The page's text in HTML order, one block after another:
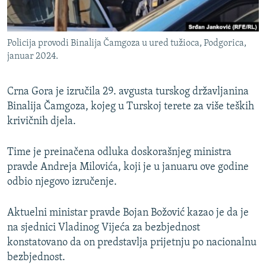
SPECIJALI RSE
VIŠE OD NASLOVA
GENOCID U SREBRENICI
TV LIBERTY
POST SCRIPTUM
TRI DECENIJE OD RATA U BIH
SVE KARTE DEJTONA
PRATITE NAS
Sve RFE/RL stranice
Policija provodi Binalija Čamgoza u ured tužioca, Podgorica,
januar 2024.
Crna Gora je izručila 29. avgusta turskog državljanina
Binalija Čamgoza, kojeg u Turskoj terete za više teških
krivičnih djela.
Time je preinačena odluka doskorašnjeg ministra
pravde Andreja Milovića, koji je u januaru ove godine
odbio njegovo izručenje.
Aktuelni ministar pravde Bojan Božović kazao je da je
na sjednici Vladinog Vijeća za bezbjednost
konstatovano da on predstavlja prijetnju po nacionalnu
bezbjednost.